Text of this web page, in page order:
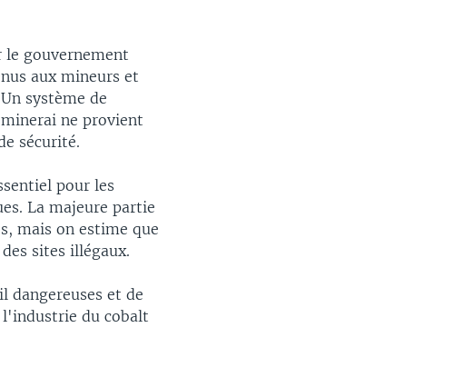
le gouvernement
aux mineurs et
système de
ne provient
sécurité.
pour les
La majeure partie
mais on estime que
sites illégaux.
dangereuses et de
l'industrie du cobalt